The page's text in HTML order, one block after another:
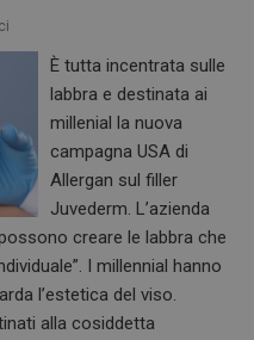
È tutta incentrata sulle
labbra e destinata ai
millenial la nuova
campagna USA di
Allergan sul filler
Juvederm. L’azienda
creare le labbra che
I millennial hanno
l’estetica del viso.
alla cosiddetta